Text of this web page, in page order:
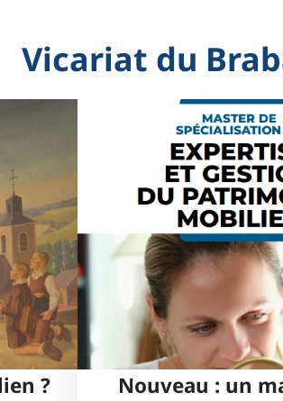
Vicariat du
?
Nouveau : un